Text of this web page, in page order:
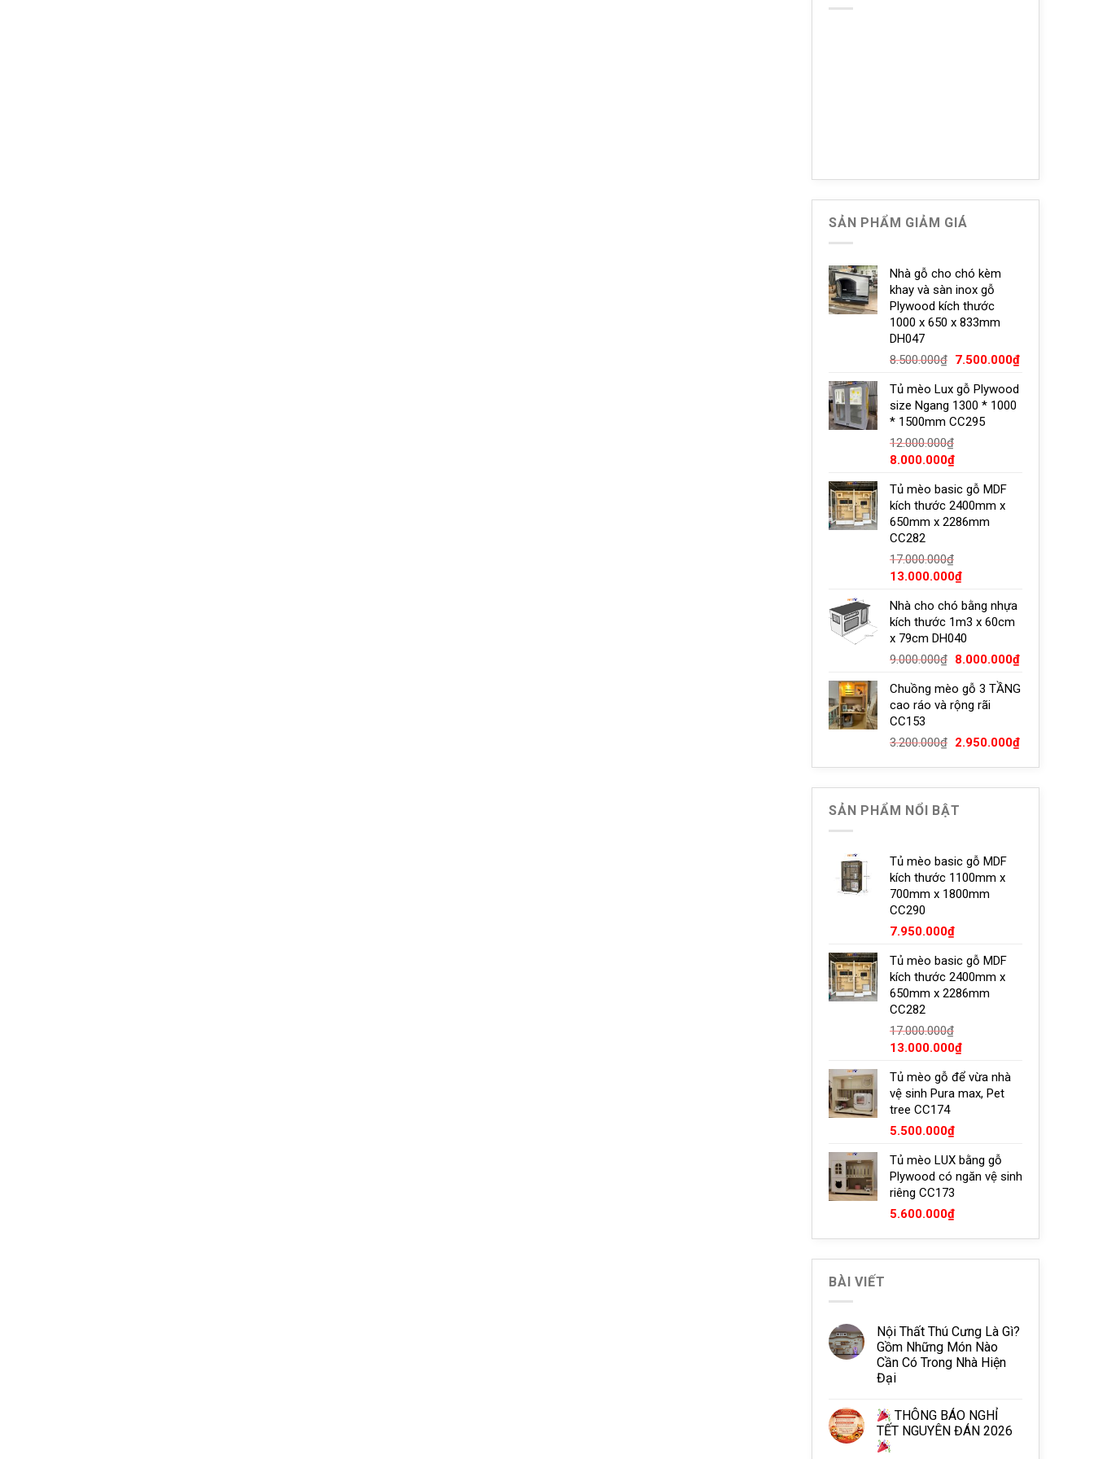
, các sản phẩm được đổi trả hoặc hoàn tiền 100% nếu có sai sót về chất lượng hoặc hư hỏng trong quá trình vận chuyển.
SẢN PHẨM GIẢM GIÁ
Nhà gỗ cho chó kèm
khay và sàn inox gỗ
Plywood kích thước
1000 x 650 x 833mm
DH047
8.500.000₫ Giá
là:
8.500.000₫.
7.500.000₫Giá
Tủ mèo Lux gỗ Plywood
size Ngang 1300 * 1000
* 1500mm CC295
12.000.000₫
Giá
là:
12.000.000₫.
8.000.000₫Giá
tại
là:
8.000.000₫.
Tủ mèo basic gỗ MDF
kích thước 2400mm x
650mm x 2286mm
CC282
17.000.000₫
Giá
là:
17.000.000₫.
13.000.000₫Giá
tại
là:
13.000.000₫.
Nhà cho chó bằng nhựa
kích thước 1m3 x 60cm
x 79cm DH040
9.000.000₫ Giá
là:
9.000.000₫.
8.000.000₫Giá
tại
Chuồng mèo gỗ 3 TẦNG
cao ráo và rộng rãi
CC153
3.200.000₫ Giá
3.200.000₫.
2.950.000₫Giá
là:
SẢN PHẨM NỔI BẬT
Tủ mèo basic gỗ MDF
kích thước 1100mm x
700mm x 1800mm
CC290
7.950.000₫
Tủ mèo basic gỗ MDF
kích thước 2400mm x
650mm x 2286mm
CC282
17.000.000₫
Giá
là:
17.000.000₫.
13.000.000₫Giá
tại
là:
Tủ mèo gỗ để vừa nhà
vệ sinh Pura max, Pet
tree CC174
5.500.000₫
Tủ mèo LUX bằng gỗ
Plywood có ngăn vệ sinh
riêng CC173
5.600.000₫
BÀI VIẾT
Nội Thất Thú Cưng Là Gì?
Gồm Những Món Nào
Cần Có Trong Nhà Hiện
Đại
THÔNG BÁO NGHỈ
TẾT NGUYÊN ĐÁN 2026